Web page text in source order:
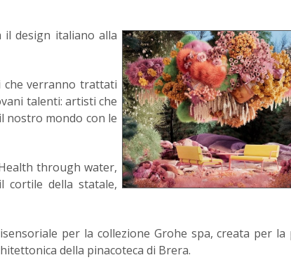
il design italiano alla
che verranno trattati
talenti: artisti che
nostro mondo con le
through water,
cortile della statale,
per la collezione Grohe spa, creata per la
della pinacoteca di Brera.